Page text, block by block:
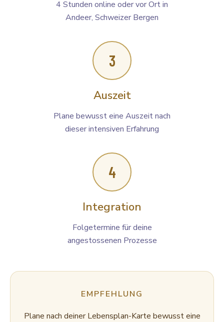
4 Stunden online oder vor Ort in
Andeer, Schweizer Bergen
3
Auszeit
Plane bewusst eine Auszeit nach
dieser intensiven Erfahrung
4
Integration
Folgetermine für deine
angestossenen Prozesse
EMPFEHLUNG
Plane nach deiner Lebensplan-Karte bewusst eine